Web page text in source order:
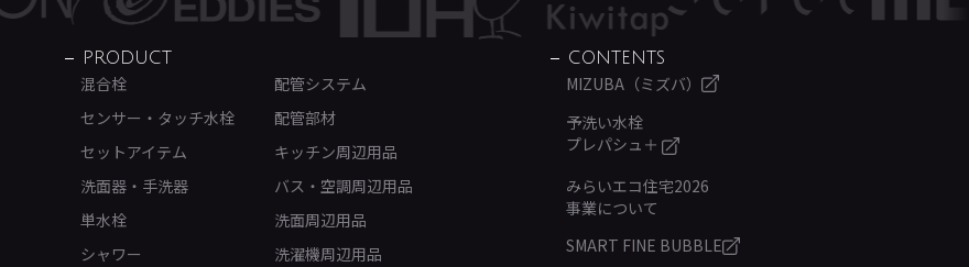
PRODUCT
混合栓
センサー・タッチ水栓
セットアイテム
洗面器・手洗器
単水栓
シャワー
配管システム
配管部材
キッチン周辺用品
バス・空調周辺用品
洗面周辺用品
洗濯機周辺用品
CONTENTS
MIZUBA（ミズバ）
予洗い水栓
プレパシュ＋
みらいエコ住宅2026
事業について
SMART FINE BUBBLE